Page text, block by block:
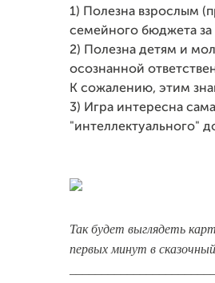
1) Полезна взрослым
семейного бюджета за
2) Полезна детям и
осознанной
К сожалению, этим
3) Игра интересна
"интеллектуального"
Так будет выглядеть
первых минут в